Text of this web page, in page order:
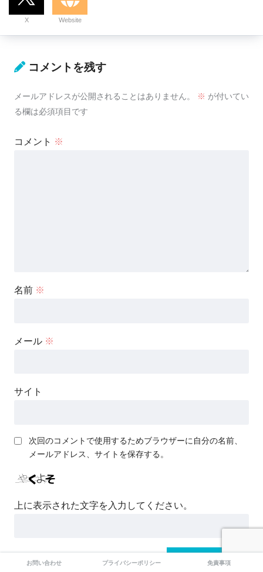
X Website
コメントを残す
メールアドレスが公開されることはありません。 ※ が付いてい
る欄は必須項目です
コメント ※
名前 ※
メール ※
サイト
次回のコメントで使用するためブラウザーに自分の名前、
メールアドレス、サイトを保存する。
上に表示された文字を入力してください。
お問い合わせ プライバシーポリシー 免責事項